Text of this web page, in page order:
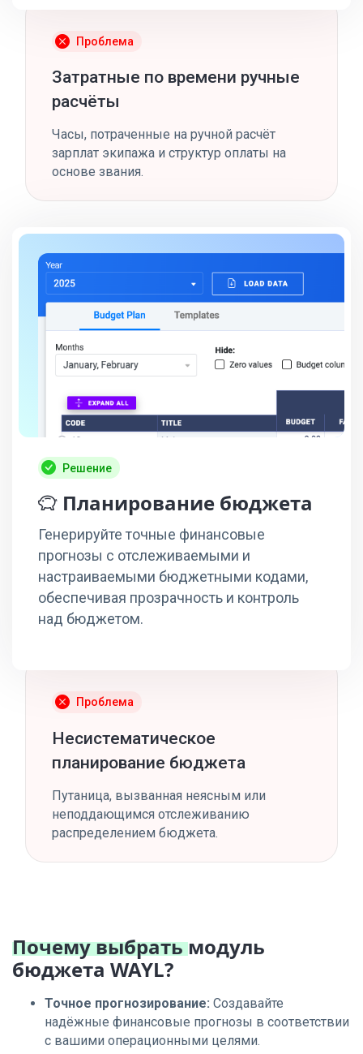
Проблема
Затратные по времени ручные
расчёты
Часы, потраченные на ручной расчёт
зарплат экипажа и структур оплаты на
основе звания.
Решение
Планирование бюджета
Генерируйте точные финансовые
прогнозы с отслеживаемыми и
настраиваемыми бюджетными кодами,
обеспечивая прозрачность и контроль
над бюджетом.
Проблема
Несистематическое
планирование бюджета
Путаница, вызванная неясным или
неподдающимся отслеживанию
распределением бюджета.
Почему выбратьмодуль
бюджета WAYL?
Точное прогнозирование: Создавайте
надёжные финансовые прогнозы в соответствии
с вашими операционными целями.